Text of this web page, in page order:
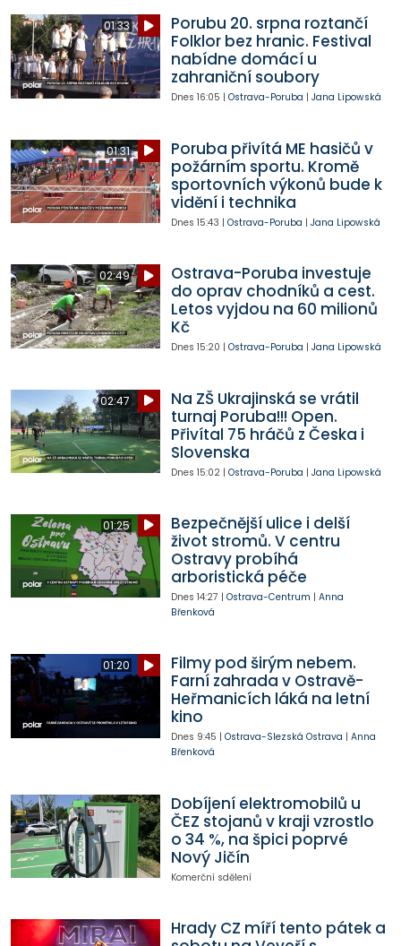
01:33
Porubu 20. srpna roztančí
Folklor bez hranic. Festival
nabídne domácí u
zahraniční soubory
Dnes 16:05 | Ostrava-Poruba | Jana Lipowská
01:31
Poruba přivítá ME hasičů v
požárním sportu. Kromě
sportovních výkonů bude k
vidění i technika
Dnes 15:43 | Ostrava-Poruba | Jana Lipowská
02:49
Ostrava-Poruba investuje
do oprav chodníků a cest.
Letos vyjdou na 60 milionů
Kč
Dnes 15:20 | Ostrava-Poruba | Jana Lipowská
02:47
Na ZŠ Ukrajinská se vrátil
turnaj Poruba!!! Open.
Přivítal 75 hráčů z Česka i
Slovenska
Dnes 15:02| Ostrava-Poruba | Jana Lipowská
01:25
Bezpečnější ulice i delší
život stromů. V centru
Ostravy probíhá
arboristická péče
Dnes 14:27 | Ostrava-Centrum | Anna
Břenková
01:20
Filmy pod širým nebem.
Farní zahrada v Ostravě-
Heřmanicích láká na letní
kino
Dnes 9:45 | Ostrava-Slezská Ostrava | Anna
Břenková
Dobíjení elektromobilů u
ČEZ stojanů v kraji vzrostlo
o 34 %, na špici poprvé
Nový Jičín
Komerční sdělení
Hrady CZ míří tento pátek a